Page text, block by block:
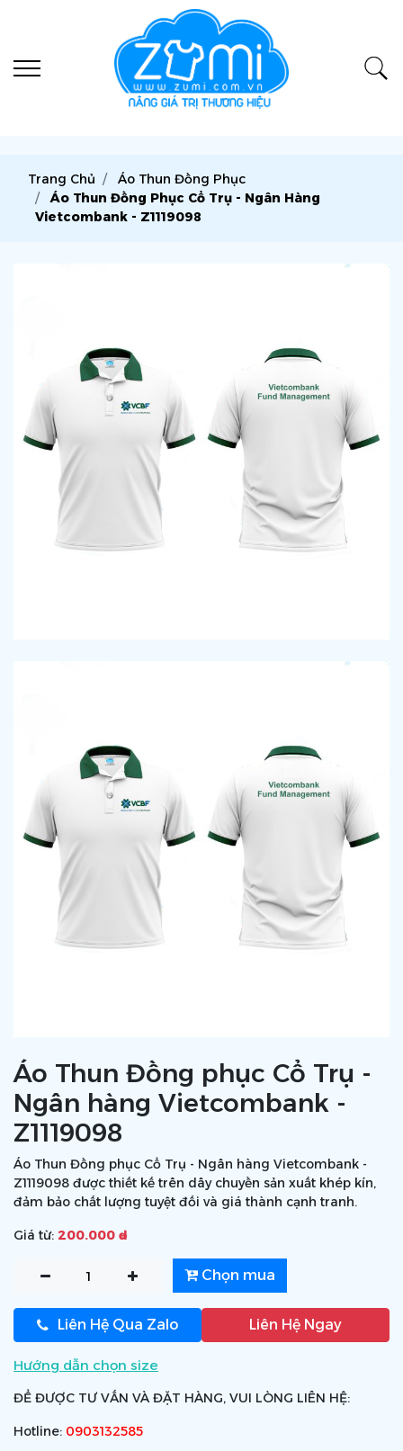
Trang Chủ
Áo Thun Đồng Phục
Áo Thun Đồng Phục Cổ Trụ - Ngân Hàng
Vietcombank - Z1119098
Áo Thun Đồng phục Cổ Trụ -
Ngân hàng Vietcombank -
Z1119098
Áo Thun Đồng phục Cổ Trụ - Ngân hàng Vietcombank -
Z1119098 được thiết kế trên dây chuyền sản xuất khép kín,
đảm bảo chất lượng tuyệt đối và giá thành cạnh tranh.
Giá từ: 200.000 ₫
Chọn mua
Liên Hệ Qua Zalo Liên Hệ Ngay
Hướng dẫn chọn size
ĐỂ ĐƯỢC TƯ VẤN VÀ ĐẶT HÀNG, VUI LÒNG LIÊN HỆ:
Hotline: 0903132585